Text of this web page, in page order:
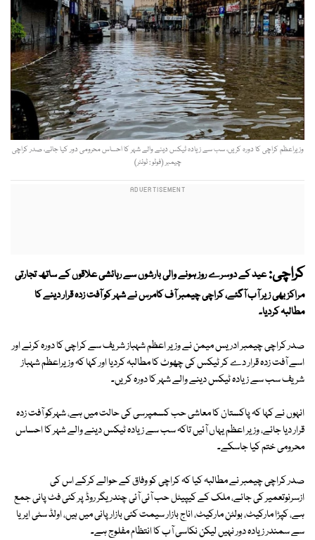
وزیراعظم کراچی کا دورہ کریں، سب سے زیادہ ٹیکس دینے والے شہر کا احساس محرومی دور کیا جائے، صدر کراچی
چیمبر (فوٹو : ٹوئٹر)
کراچی:عید کے دوسرے روز ہونے والی بارشوں سے رہائشی علاقوں کے ساتھ تجارتی
مراکز بھی زیر آب آگئے، کراچی چیمبر آف کامرس نے شہر کو آفت زدہ قرار دینے کا
مطالبہ کردیا۔
صدر کراچی چیمبر ادریس میمن نے وزیر اعظم شہباز شریف سے کراچی کا دورہ کرنے اور
اسے آفت زدہ قرار دے کر ٹیکس کی چھوٹ کا مطالبہ کردیا اور کہا کہ وزیراعظم شہباز
شریف سب سے زیادہ ٹیکس دینے والے شہر کا دورہ کریں۔
انہوں نے کہا کہ پاکستان کا معاشی حب کسمپرسی کی حالت میں ہے، شہرکو آفت زدہ
قرار دیا جائے، وزیر اعظم یہاں آئیں تاکہ سب سے زیادہ ٹیکس دینے والے شہر کا احساس
محرومی ختم کیا جاسکے۔
صدر کراچی چیمبر نے مطالبہ کیا کہ کراچی کو وفاق کے حوالے کرکے اس کی
ازسرنوتعمیر کی جائے، ملک کے کیپیٹل حب آئی آئی چندریگر روڈ پر کئی فٹ پانی جمع
ہے، کپڑا مارکیٹ، بولٹن مارکیٹ، اناج بازار سیمت کئی بازار پانی میں ہیں، اولڈ سٹی ایریا
سے سمندر زیادہ دور نہیں لیکن نکاسی آب کا انتظام مفلوج ہے۔